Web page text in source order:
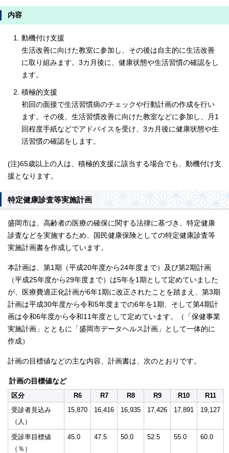
内容
動機付け支援
生活改善に向けた教室に参加し、その後は自主的に生活改善
に取り組みます。3カ月後に、健康状態や生活習慣の確認をし
ます。
積極的支援
初回の面接で生活習慣病のチェックや行動計画の作成を行い
ます。その後、生活習慣改善に向けた教室などに参加し、月1
回程度手紙などでアドバイスを受け、3カ月後に健康状態や生
活習慣の確認をします。
(注)65歳以上の人は、積極的支援に該当する場合でも、動機付け支
援となります。
特定健康診査等実施計画
盛岡市は、高齢者の医療の確保に関する法律に基づき、特定健康
診査などを実施するため、国民健康保険としての特定健康診査等
実施計画書を作成しています。
本計画は、第1期（平成20年度から24年度まで）及び第2期計画
（平成25年度から29年度まで）は5年を1期として定めていました
が、医療費適正化計画が6年1期に改正されたことを踏まえ、第3期
計画は平成30年度から令和5年度までの6年を1期、そして第4期計
画は令和6年度から令和11年度として定めています。（「保健事業
実施計画」とともに「盛岡市データヘルス計画」として一体的に
作成）
計画の目標値などの主な内容、計画書は、次のとおりです。
計画の目標値など
区分
R6 R7 R8 R9 R10
R11
受診者見込み
（人）
15,870 16,416 16,935 17,426 17,891 19,127
受診率目標値
（％）
45.0 47.5 50.0 52.5 55.0 60.0